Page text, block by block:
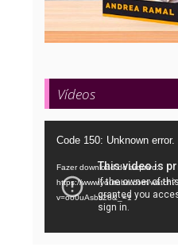
Vídeos
Tocador
vídeo
Code 150: Unknown error.
Fazer download do arquivo:
https://www.youtube.com/watch?
v=oo0uAsbti28&_=1